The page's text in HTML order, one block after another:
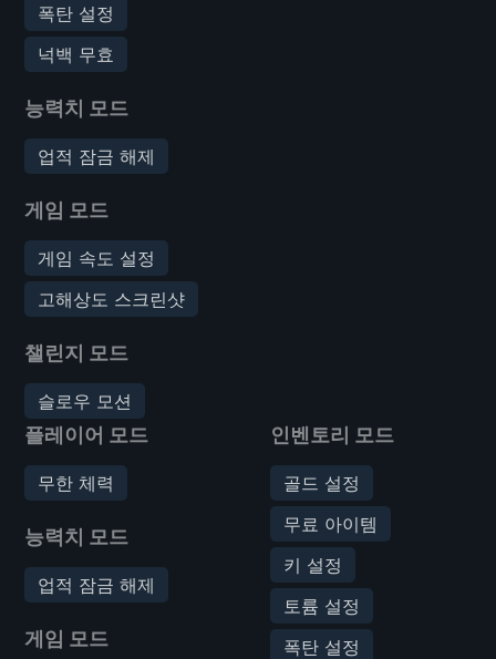
폭탄 설정
넉백 무효
능력치 모드
업적 잠금 해제
게임 모드
게임 속도 설정
고해상도 스크린샷
챌린지 모드
슬로우 모션
플레이어 모드
무한 체력
능력치 모드
업적 잠금 해제
게임 모드
인벤토리 모드
골드 설정
무료 아이템
키 설정
토륨 설정
폭탄 설정